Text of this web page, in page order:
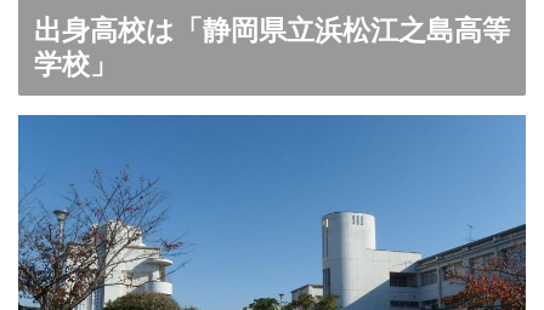
出身高校は「静岡県立浜松江之島高等
学校」